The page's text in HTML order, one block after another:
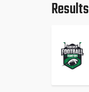
Results